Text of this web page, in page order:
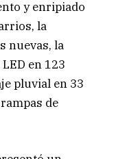
y enripiado
la
nuevas, la
en 123
pluvial en 33
de